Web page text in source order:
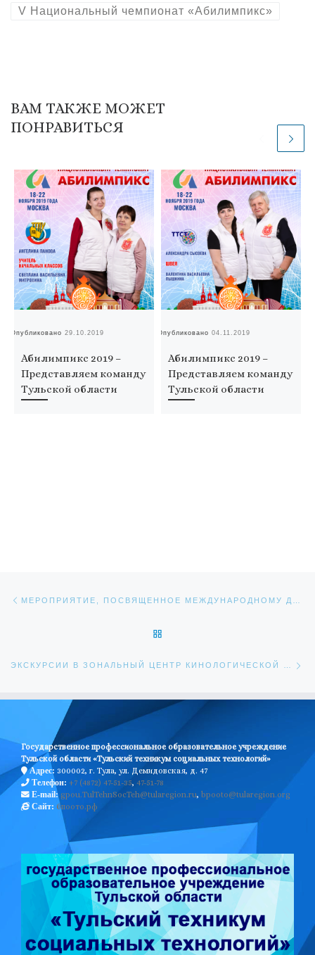
V Национальный чемпионат «Абилимпикс»
ВАМ ТАКЖЕ МОЖЕТ
ПОНРАВИТЬСЯ
Опубликовано29.10.2019
Абилимпикс 2019 –
Представляем команду
Тульской области
Опубликовано04.11.2019
Абилимпикс 2019 –
Представляем команду
Тульской области
Государственное профессиональное образовательное учреждение
Тульской области «Тульский техникум социальных технологий»
Адрес: 300002, г. Тула, ул. Демидовская, д. 47
Телефон: +7 (4872) 47-51-35, 47-51-78
E-mail: gpou.TulTehnSocTeh@tularegion.ru, bpooto@tularegion.org
Сайт: бпоото.рф